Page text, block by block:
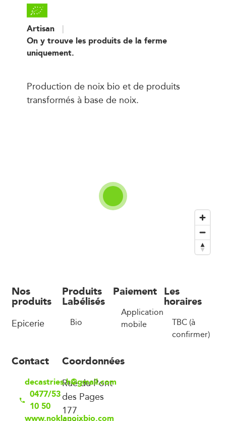
Artisan
On y trouve les produits de la ferme
uniquement.
Production de noix bio et de produits
transformés à base de noix.
Nos
produits
Epicerie
Produits
Labélisés
Bio
Paiement
Application
mobile
Les
horaires
TBC (à
confirmer)
Contact
decastries.h@gmail.com
0477/53
10 50
www.noklanoixbio.com
Coordonnées
Rue du Pont
des Pages
177